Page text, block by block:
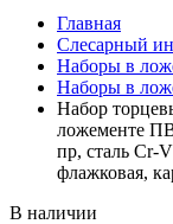
Главная
Слесарный
Наборы в
Наборы в
Набор
ложементе
пр, сталь Cr-
флажковая,
В наличии